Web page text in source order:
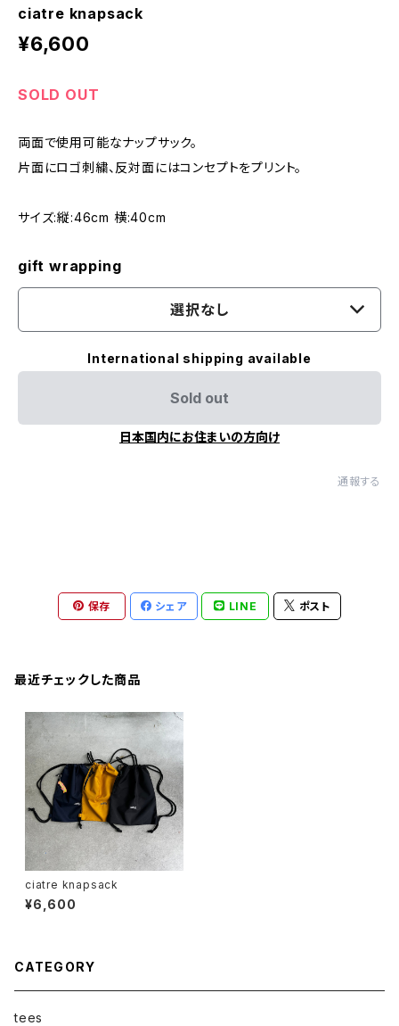
ciatre knapsack
¥6,600
SOLD OUT
両面で使用可能なナップサック。
片面にロゴ刺繍、反対面にはコンセプトをプリント。
サイズ:縦:46cm 横:40cm
gift wrapping
選択なし
International shipping available
Sold out
日本国内にお住まいの方向け
通報する
保存 シェア LINE ポスト
最近チェックした商品
ciatre knapsack
¥6,600
CATEGORY
tees